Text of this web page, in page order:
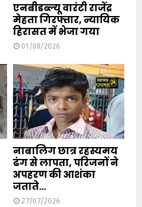
एनबीडब्ल्यू वारंटी राजेंद्र
मेहता गिरफ्तार, न्यायिक
हिरासत में भेजा गया
01/08/2026
नाबालिग छात्र रहस्यमय
ढंग से लापता, परिजनों ने
अपहरण की आशंका
जताते...
27/07/2026